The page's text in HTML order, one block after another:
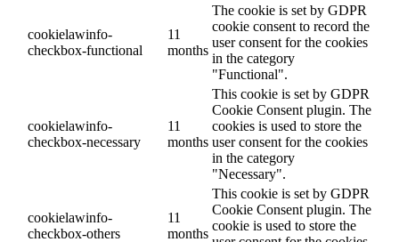
cookielawinfo-
checkbox-functional
11
months
The cookie is set by GDPR
cookie consent to record the
user consent for the cookies
in the category
"Functional".
cookielawinfo-
checkbox-necessary
11
months
This cookie is set by GDPR
Cookie Consent plugin. The
cookies is used to store the
user consent for the cookies
in the category
"Necessary".
cookielawinfo-
checkbox-others
11
months
This cookie is set by GDPR
Cookie Consent plugin. The
cookie is used to store the